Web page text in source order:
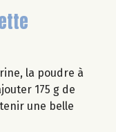
la poudre à
175 g de
une belle